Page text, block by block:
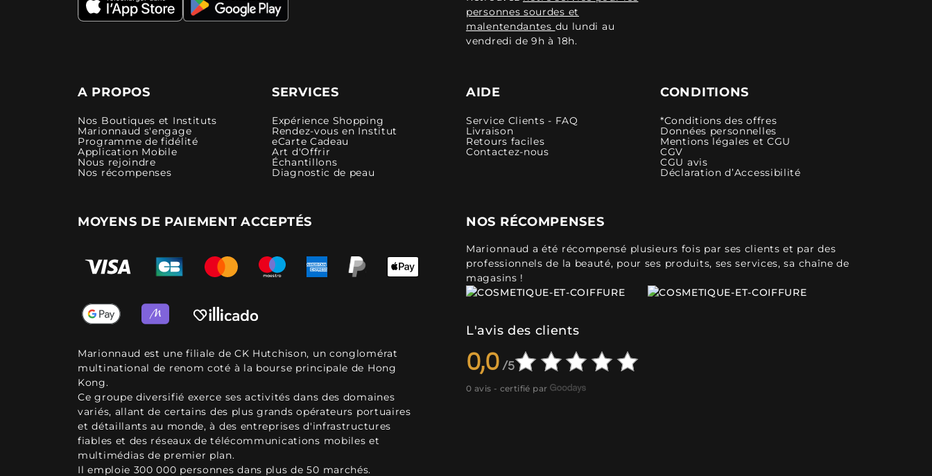
personnes sourdes et
malentendantes du lundi au
vendredi de 9h à 18h.
A PROPOS
Nos Boutiques et Instituts
Marionnaud s'engage
Programme de fidélité
Application Mobile
Nous rejoindre
Nos récompenses
SERVICES
Expérience Shopping
Rendez-vous en Institut
eCarte Cadeau
Art d'Offrir
Échantillons
Diagnostic de peau
AIDE
Service Clients - FAQ
Livraison
Retours faciles
Contactez-nous
CONDITIONS
*Conditions des offres
Données personnelles
Mentions légales et CGU
CGV
CGU avis
Déclaration d’Accessibilité
MOYENS DE PAIEMENT ACCEPTÉS
Marionnaud est une filiale de CK Hutchison, un conglomérat
multinational de renom coté à la bourse principale de Hong
Kong.
Ce groupe diversifié exerce ses activités dans des domaines
variés, allant de certains des plus grands opérateurs portuaires
et détaillants au monde, à des entreprises d'infrastructures
fiables et des réseaux de télécommunications mobiles et
multimédias de premier plan.
Il emploie 300 000 personnes dans plus de 50 marchés.
NOS RÉCOMPENSES
Marionnaud a été récompensé plusieurs fois par ses clients et par des
professionnels de la beauté, pour ses produits, ses services, sa chaîne de
magasins !
L'avis des clients
0,0
0 avis - certifié par